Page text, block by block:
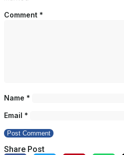
Comment *
Name *
Email *
Share Post